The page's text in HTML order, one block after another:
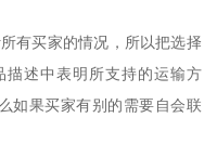
有买家的情况，所以把选择
述中表明所支持的运输方
如果买家有别的需要自会联